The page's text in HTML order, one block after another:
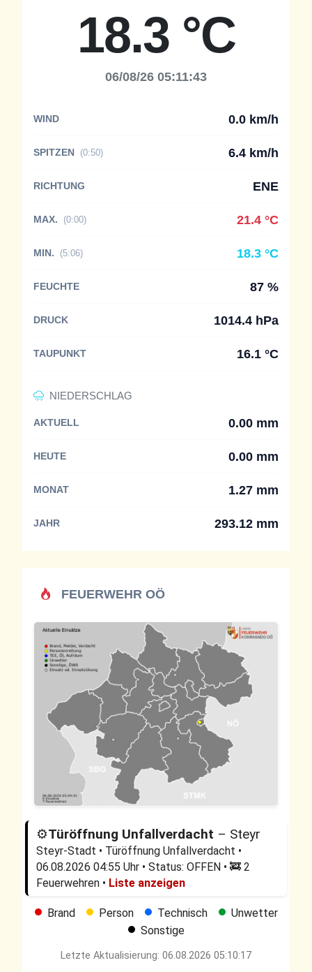
18.3 °C
06/08/26 05:11:43
WIND 0.0 km/h
SPITZEN (0:50) 6.4 km/h
RICHTUNG ENE
MAX. (0:00) 21.4 °C
MIN. (5:06) 18.3 °C
FEUCHTE 87 %
DRUCK 1014.4 hPa
TAUPUNKT 16.1 °C
NIEDERSCHLAG
AKTUELL 0.00 mm
HEUTE 0.00 mm
MONAT 1.27 mm
JAHR 293.12 mm
FEUERWEHR OÖ